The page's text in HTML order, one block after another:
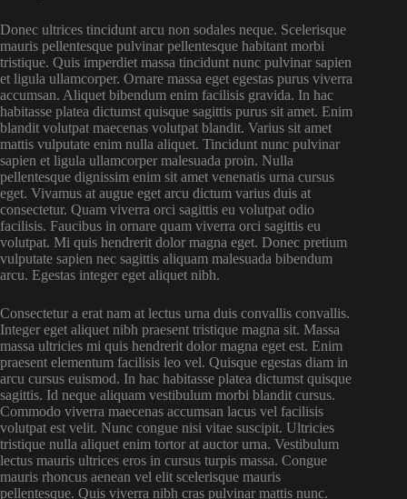
Donec ultrices tincidunt arcu non sodales neque. Scelerisque
mauris pellentesque pulvinar pellentesque habitant morbi
tristique. Quis imperdiet massa tincidunt nunc pulvinar sapien
et ligula ullamcorper. Ornare massa eget egestas purus viverra
accumsan. Aliquet bibendum enim facilisis gravida. In hac
habitasse platea dictumst quisque sagittis purus sit amet. Enim
blandit volutpat maecenas volutpat blandit. Varius sit amet
mattis vulputate enim nulla aliquet. Tincidunt nunc pulvinar
sapien et ligula ullamcorper malesuada proin. Nulla
pellentesque dignissim enim sit amet venenatis urna cursus
eget. Vivamus at augue eget arcu dictum varius duis at
consectetur. Quam viverra orci sagittis eu volutpat odio
facilisis. Faucibus in ornare quam viverra orci sagittis eu
volutpat. Mi quis hendrerit dolor magna eget. Donec pretium
vulputate sapien nec sagittis aliquam malesuada bibendum
arcu. Egestas integer eget aliquet nibh.
Consectetur a erat nam at lectus urna duis convallis convallis.
Integer eget aliquet nibh praesent tristique magna sit. Massa
massa ultricies mi quis hendrerit dolor magna eget est. Enim
praesent elementum facilisis leo vel. Quisque egestas diam in
arcu cursus euismod. In hac habitasse platea dictumst quisque
sagittis. Id neque aliquam vestibulum morbi blandit cursus.
Commodo viverra maecenas accumsan lacus vel facilisis
volutpat est velit. Nunc congue nisi vitae suscipit. Ultricies
tristique nulla aliquet enim tortor at auctor urna. Vestibulum
lectus mauris ultrices eros in cursus turpis massa. Congue
mauris rhoncus aenean vel elit scelerisque mauris
pellentesque. Quis viverra nibh cras pulvinar mattis nunc.